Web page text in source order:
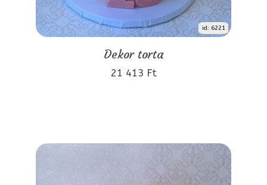
id: 6221
Dekor torta
21 413 Ft